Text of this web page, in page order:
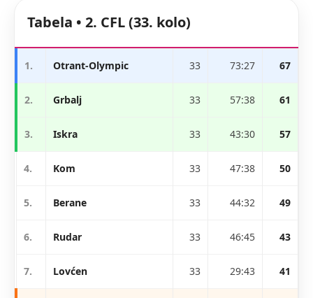
Tabela • 2. CFL (33. kolo)
1. Otrant-Olympic 33 73:27 67
2. Grbalj 33 57:38 61
3. Iskra 33 43:30 57
4. Kom 33 47:38 50
5. Berane 33 44:32 49
6. Rudar 33 46:45 43
7. Lovćen 33 29:43 41